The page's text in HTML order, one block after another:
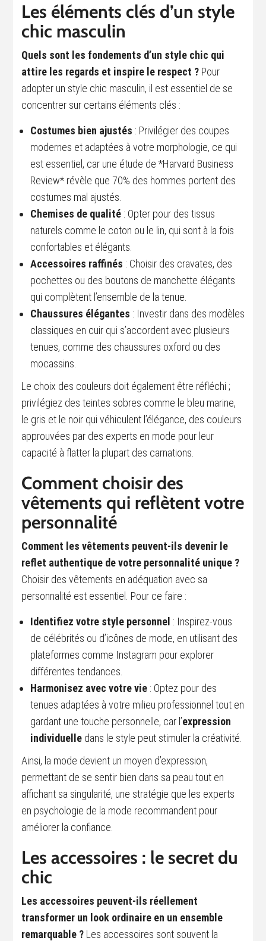
Les éléments clés d’un style
chic masculin
Quels sont les fondements d’un style chic qui
attire les regards et inspire le respect ? Pour
adopter un style chic masculin, il est essentiel de se
concentrer sur certains éléments clés :
Costumes bien ajustés : Privilégier des coupes
modernes et adaptées à votre morphologie, ce qui
est essentiel, car une étude de *Harvard Business
Review* révèle que 70% des hommes portent des
costumes mal ajustés.
Chemises de qualité : Opter pour des tissus
naturels comme le coton ou le lin, qui sont à la fois
confortables et élégants.
Accessoires raffinés : Choisir des cravates, des
pochettes ou des boutons de manchette élégants
qui complètent l’ensemble de la tenue.
Chaussures élégantes : Investir dans des modèles
classiques en cuir qui s’accordent avec plusieurs
tenues, comme des chaussures oxford ou des
mocassins.
Le choix des couleurs doit également être réfléchi ;
privilégiez des teintes sobres comme le bleu marine,
le gris et le noir qui véhiculent l’élégance, des couleurs
approuvées par des experts en mode pour leur
capacité à flatter la plupart des carnations.
Comment choisir des
vêtements qui reflètent votre
personnalité
Comment les vêtements peuvent-ils devenir le
reflet authentique de votre personnalité unique ?
Choisir des vêtements en adéquation avec sa
personnalité est essentiel. Pour ce faire :
Identifiez votre style personnel : Inspirez-vous
de célébrités ou d’icônes de mode, en utilisant des
plateformes comme Instagram pour explorer
différentes tendances.
Harmonisez avec votre vie : Optez pour des
tenues adaptées à votre milieu professionnel tout en
gardant une touche personnelle, car l’expression
individuelle dans le style peut stimuler la créativité.
Ainsi, la mode devient un moyen d’expression,
permettant de se sentir bien dans sa peau tout en
affichant sa singularité, une stratégie que les experts
en psychologie de la mode recommandent pour
améliorer la confiance.
Les accessoires : le secret du
chic
Les accessoires peuvent-ils réellement
transformer un look ordinaire en un ensemble
remarquable ? Les accessoires sont souvent la